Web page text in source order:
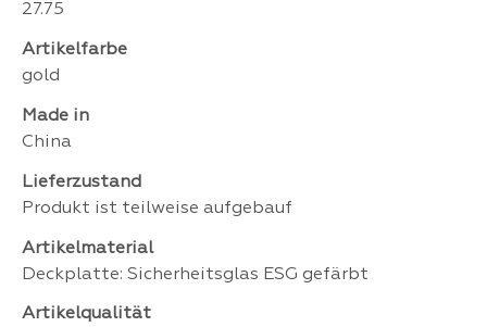
27.75
Artikelfarbe
gold
Made in
China
Lieferzustand
Produkt ist teilweise aufgebauf
Artikelmaterial
Deckplatte: Sicherheitsglas ESG gefärbt
Artikelqualität